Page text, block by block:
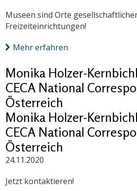
Museen sind Orte
Freizeiteinrichtungen!
Mehr erfahren
Monika Holzer-
CECA National
Österreich
Monika Holzer-
CECA National
Österreich
24.11.2020
Jetzt kontaktieren!